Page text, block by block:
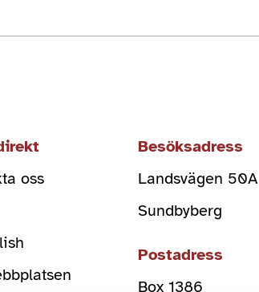
oss
Besöksadress
Landsvägen 50A
Sundbyberg
Postadress
Box 1386